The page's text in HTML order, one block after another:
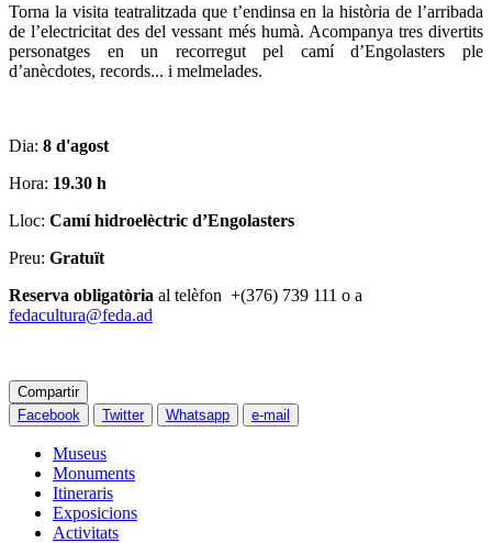
Torna la visita teatralitzada que t’endinsa en la història de l’arribada
de l’electricitat des del vessant més humà. Acompanya tres divertits
personatges en un recorregut pel camí d’Engolasters ple
d’anècdotes, records... i melmelades.
Dia: 8 d'agost
Hora: 19.30 h
Lloc: Camí hidroelèctric d’Engolasters
Preu: Gratuït
Reserva obligatòria al telèfon +(376) 739 111 o a
fedacultura@feda.ad
Compartir
Facebook
Twitter Whatsapp e-mail
Museus
Monuments
Itineraris
Exposicions
Activitats